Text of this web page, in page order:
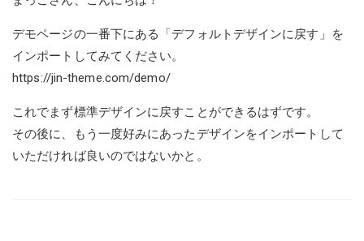
デモページの一番下にある「デフォルトデザインに戻す」を
インポートしてみてください。
https://jin-theme.com/demo/
これでまず標準デザインに戻すことができるはずです。
その後に、もう一度好みにあったデザインをインポートして
いただければ良いのではないかと。